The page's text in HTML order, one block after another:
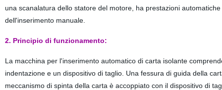
una scanalatura dello statore del motore, ha prestazioni
dell'inserimento manuale.
2. Principio di funzionamento:
La macchina per l'inserimento automatico di carta isolante
indentazione e un dispositivo di taglio. Una fessura di guida della
meccanismo di spinta della carta è accoppiato con il dispositivo di